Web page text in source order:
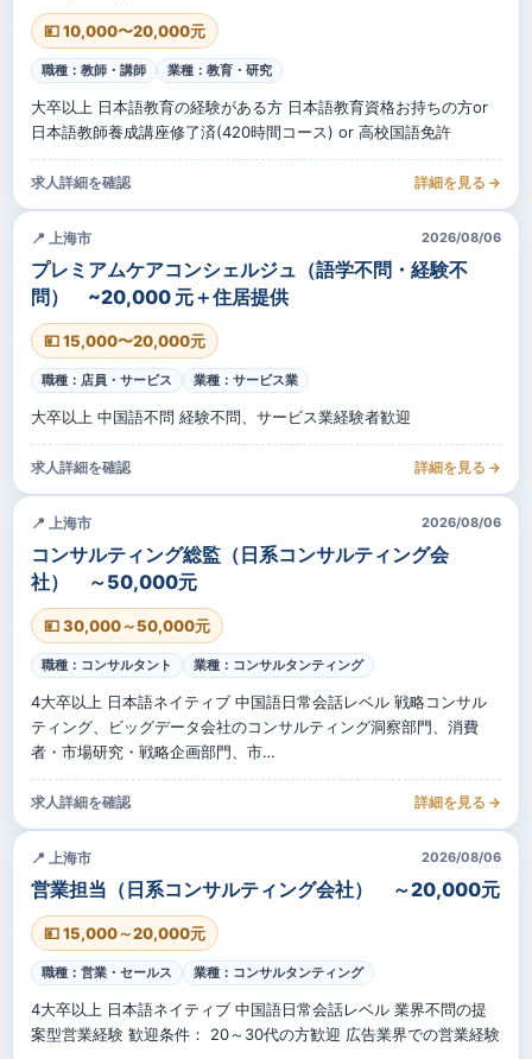
💴 10,000〜20,000元
職種：教師・講師 業種：教育・研究
大卒以上 日本語教育の経験がある方 日本語教育資格お持ちの方or
日本語教師養成講座修了済(420時間コース) or 高校国語免許
求人詳細を確認 詳細を見る →
📍 上海市 2026/08/06
プレミアムケアコンシェルジュ（語学不問・経験不
問） ~20,000 元＋住居提供
💴 15,000〜20,000元
職種：店員・サービス 業種：サービス業
大卒以上 中国語不問 経験不問、サービス業経験者歓迎
求人詳細を確認 詳細を見る →
📍 上海市 2026/08/06
コンサルティング総監（日系コンサルティング会
社） ～50,000元
💴 30,000～50,000元
職種：コンサルタント 業種：コンサルタンティング
4大卒以上 日本語ネイティブ 中国語日常会話レベル 戦略コンサル
ティング、ビッグデータ会社のコンサルティング洞察部門、消費
者・市場研究・戦略企画部門、市…
求人詳細を確認 詳細を見る →
📍 上海市 2026/08/06
営業担当（日系コンサルティング会社） ～20,000元
💴 15,000～20,000元
職種：営業・セールス 業種：コンサルタンティング
4大卒以上 日本語ネイティブ 中国語日常会話レベル 業界不問の提
案型営業経験 歓迎条件： 20～30代の方歓迎 広告業界での営業経験